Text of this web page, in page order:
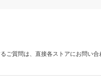
質問は、直接各ストアにお問い合